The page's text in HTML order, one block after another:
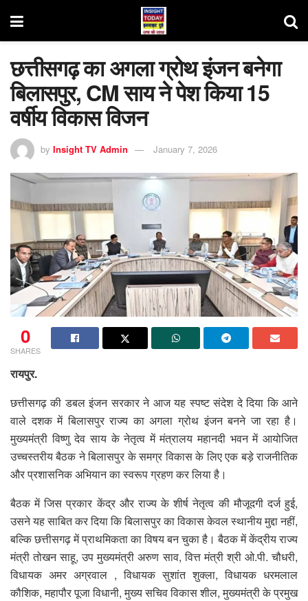
छत्तीसगढ़ का अगला ग्रोथ इंजन बनेगा
बिलासपुर, CM साय ने पेश किया 15
वर्षीय विकास विजन
by Insight TV Admin January 7, 2026
0
SHARES
रायपुर.
छत्तीसगढ़ की डबल इंजन सरकार ने आज यह स्पष्ट संदेश दे दिया कि आने
वाले दशक में बिलासपुर राज्य का अगला ग्रोथ इंजन बनने जा रहा है।
मुख्यमंत्री विष्णु देव साय के नेतृत्व में मंत्रालय महानदी भवन में आयोजित
उच्चस्तरीय बैठक ने बिलासपुर के समग्र विकास के लिए एक बड़े राजनीतिक
और प्रशासनिक अभियान का स्वरूप ग्रहण कर लिया है।
बैठक में जिस प्रकार केंद्र और राज्य के शीर्ष नेतृत्व की मौजूदगी दर्ज हुई,
उसने यह साबित कर दिया कि बिलासपुर का विकास केवल स्थानीय मुद्दा नहीं,
बल्कि छत्तीसगढ़ में प्राथमिकता का विषय बन चुका है। बैठक में केंद्रीय राज्य
मंत्री तोखन साहू, उप मुख्यमंत्री अरुण साव, वित्त मंत्री श्री ओ.पी. चौधरी,
विधायक अमर अग्रवाल , विधायक सुशांत शुक्ला, विधायक धरमलाल
कौशिक, महापौर पूजा विधानी, मुख्य सचिव विकास शील, मुख्यमंत्री के प्रमुख